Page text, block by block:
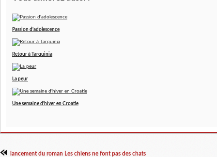
Passion d'adolescence
Retour à Tarquinia
La peur
Une semaine d'hiver en Croatie
lancement du roman Les chiens ne font pas des chats